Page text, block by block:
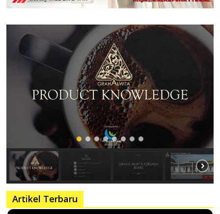
Artikel Terbaru